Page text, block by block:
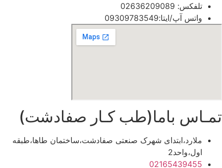
تلفکس: 02636209089
واتس آپ/ایتا:09309783549
تمـاس باما(طب کـار صفادشت)
ملارد،ابتدای شهرک صنعتی صفادشت،ساختمان طاها،طبقه
اول،واحد2
02165439455